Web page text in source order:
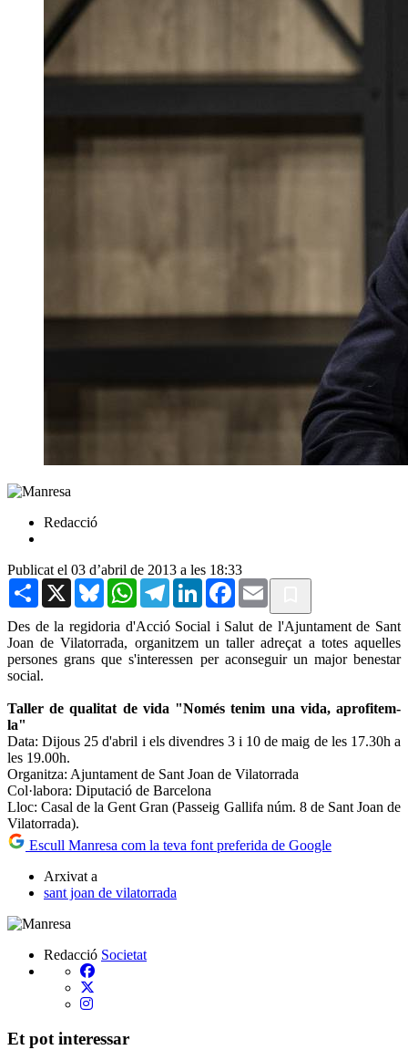
Redacció
Publicat el 03 d’abril de 2013 a les 18:33
Share X BlueskyWhatsAppTelegramLinkedInFacebook
Email
Des de la regidoria d'Acció Social i Salut de l'Ajuntament de Sant
Joan de Vilatorrada, organitzem un taller adreçat a totes aquelles
persones grans que s'interessen per aconseguir un major benestar
social.
Taller de qualitat de vida "Només tenim una vida, aprofitem-
la"
Data: Dijous 25 d'abril i els divendres 3 i 10 de maig de les 17.30h a
les 19.00h.
Organitza: Ajuntament de Sant Joan de Vilatorrada
Col·labora: Diputació de Barcelona
Lloc: Casal de la Gent Gran (Passeig Gallifa núm. 8 de Sant Joan de
Vilatorrada).
Escull Manresa com la teva font preferida de Google
Arxivat a
sant joan de vilatorrada
Redacció Societat
Et pot interessar